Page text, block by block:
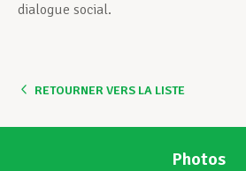
dialogue social.
RETOURNER VERS LA LISTE
Photos